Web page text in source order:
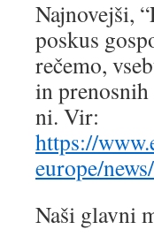
Najnovejši,
poskus
rečemo,
in
ni. Vir:
https://
europe/
Naši glavni